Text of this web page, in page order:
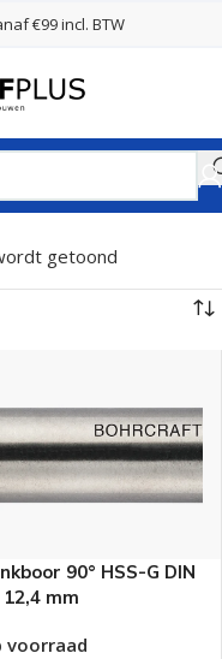
€99 incl. BTW
getoond
90° HSS-G DIN
12,4 mm
voorraad